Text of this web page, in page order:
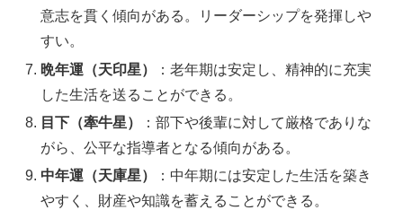
意志を貫く傾向がある。リーダーシップを発揮しや
すい。
晩年運（天印星）
：老年期は安定し、精神的に充実
した生活を送ることができる。
目下（牽牛星）
：部下や後輩に対して厳格でありな
がら、公平な指導者となる傾向がある。
中年運（天庫星）
：中年期には安定した生活を築き
やすく、財産や知識を蓄えることができる。